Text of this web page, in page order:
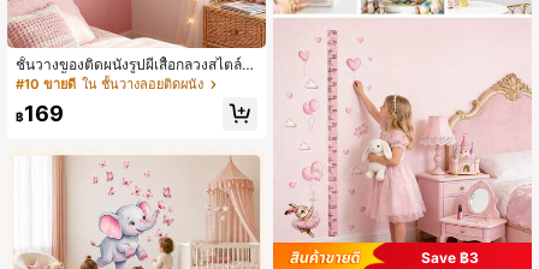
ชั้นวางของติดผนังรูปผีเสื้อกลวงสไตล์น
อร์ดิก, ชั้นวางของตกแต่งผนังห้องนอนเ
มนติก
#10 ขายดี ใน ชั้นวางลอยติดผนัง
฿169
Save ฿3